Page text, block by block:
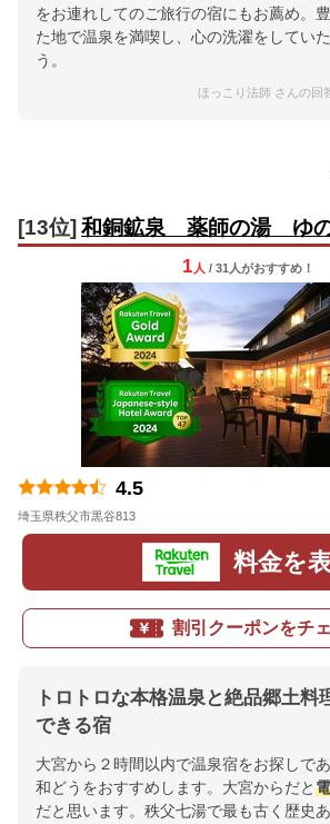
をお連れしてのご旅行の宿にもお薦め。
た地で温泉を満喫し、心の洗濯をしてい
う。
ほっこり法師 さんの回
[13位] 和銅鉱泉 薬師の湯 ゆ
1 人 / 31人がおすすめ！
4.5
埼玉県秩父市黒谷813
料金を
割引クーポンをチ
トロトロな本格温泉と絶品郷土料
できる宿
大宮から２時間以内で温泉宿をお探しで
和どうをおすすめします。大宮からだと
だと思います。秩父七湯で最も古く歴史